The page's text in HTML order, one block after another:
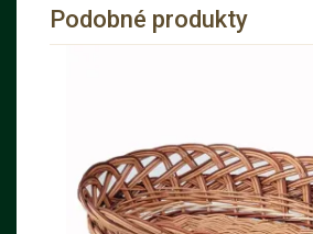
Podobné produkty